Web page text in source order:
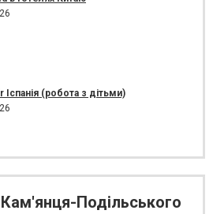
Іспанія (робота з дітьми)
Подільського